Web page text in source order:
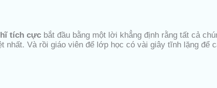
tích cực bắt đầu bằng một lời khẳng định rằng tất cả
nhất. Và rồi giáo viên để lớp học có vài giây tĩnh lặng